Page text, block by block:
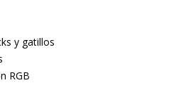
y gatillos
RGB